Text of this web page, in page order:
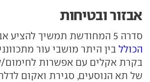
אבזור ובטיחות
סדרה 5 המחודשת תמשיך להציע אבזור עשיר
הכולל בין היתר מושבי עור
בקרת אקלים עם אפשרות לחימום/
של תא הנוסעים, סגירת ואקום